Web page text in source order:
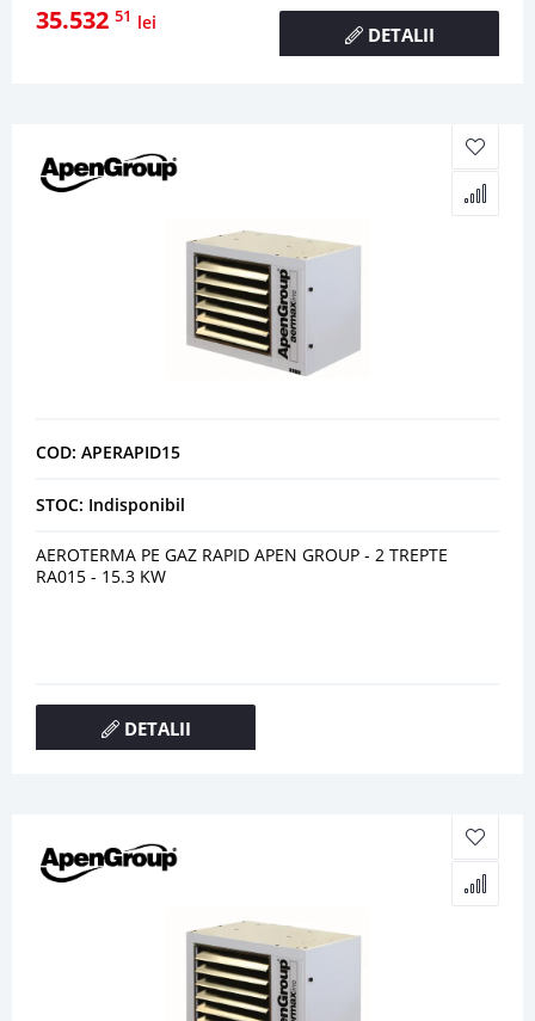
35.532 51 lei
DETALII
COD: APERAPID15
STOC: Indisponibil
AEROTERMA PE GAZ RAPID APEN GROUP - 2 TREPTE
RA015 - 15.3 KW
DETALII